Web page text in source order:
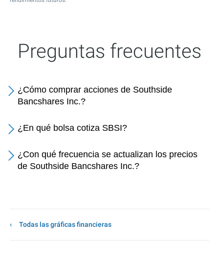
Preguntas frecuentes
¿Cómo comprar acciones de Southside
Bancshares Inc.?
¿En qué bolsa cotiza SBSI?
¿Con qué frecuencia se actualizan los precios
de Southside Bancshares Inc.?
Todas las gráficas financieras